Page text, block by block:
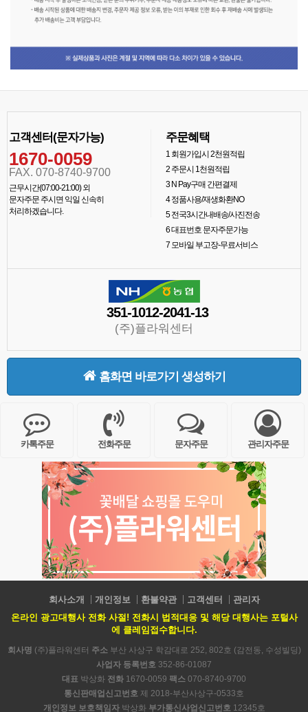
고객센터(문자가능)
1670-0059
FAX. 070-8740-9700
근무시간(07:00-21:00) 외
문자주문 주시면 익일 신속히
처리하겠습니다.
주문혜택
1회원가입시 2천원적립
2주문시 1천원적립
3N Pay구매 간편결제
4정품사용/재생화환NO
5전국3시간내배송/사진전송
6대표번호 문자주문가능
7모바일 부고장-무료서비스
351-1012-2041-13
(주)플라워센터
홈화면 바로가기 생성하기
카톡주문 전화주문 문자주문 관리자주문
회사소개 개인정보 환불약관 고객센터
관리자
온라인 광고대행사 전화 사절! 전화시 법적대응 및 해당 대행사는 포털사
에 클레임접수합니다.
회사명 (주)플라워센터 주소부산 사상구 학감대로 252, 802호 (감전동, 수성빌딩)
사업자 등록번호 352-86-01087
대표 박상화 전화 1670-0059 팩스 070-8740-9700
통신판매업신고번호 제 2018-부산사상구-0533호
개인정보 보호책임자박상화 부가통신사업신고번호12345호